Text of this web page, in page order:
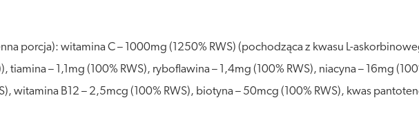
porcja): witamina C – 1000mg (1250% RWS) (pochodząca z kwasu L-
tiamina – 1,1mg (100% RWS), ryboflawina – 1,4mg (100% RWS), niacyna – 16mg
witamina B12 – 2,5mcg (100% RWS), biotyna – 50mcg (100% RWS), kwas